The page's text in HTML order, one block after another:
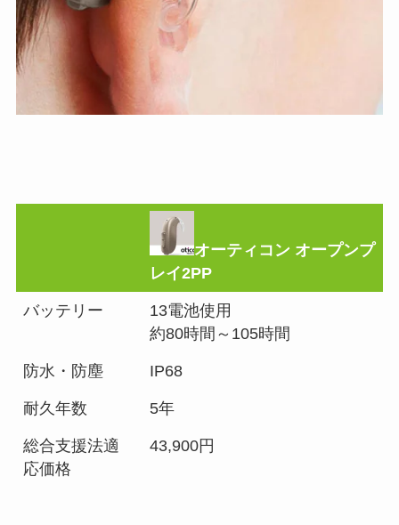
オーティコン オープンプ
レイ2PP
バッテリー
13電池使用
約80時間～105時間
防水・防塵 IP68
耐久年数 5年
総合支援法適
応価格
43,900円